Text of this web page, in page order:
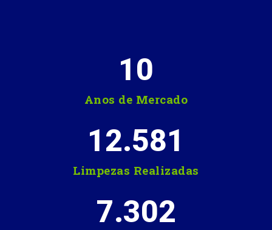
Anos de Mercado
10
Limpezas Realizadas
12.581
7.302